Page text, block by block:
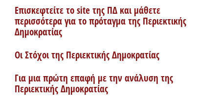
Επισκεφτείτε το site της ΠΔ και μάθετε
περισσότερα για το πρόταγμα της Περιεκτικής
Δημοκρατίας
Οι Στόχοι της Περιεκτικής Δημοκρατίας
Για μια πρώτη επαφή με την ανάλυση της
Περιεκτικής Δημοκρατίας